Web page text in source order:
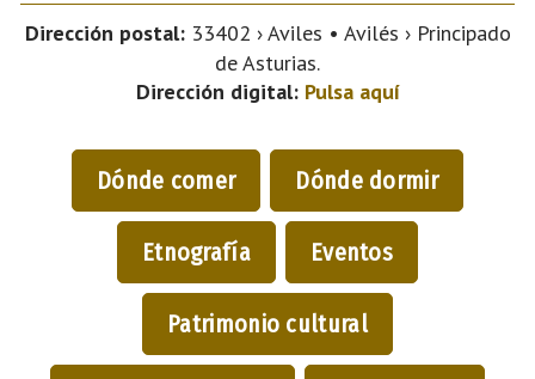
Dirección postal:33402 › Aviles • Avilés › Principado
de Asturias.
Dirección digital: Pulsa aquí
Dónde comer Dónde dormir
Etnografía Eventos
Patrimonio cultural